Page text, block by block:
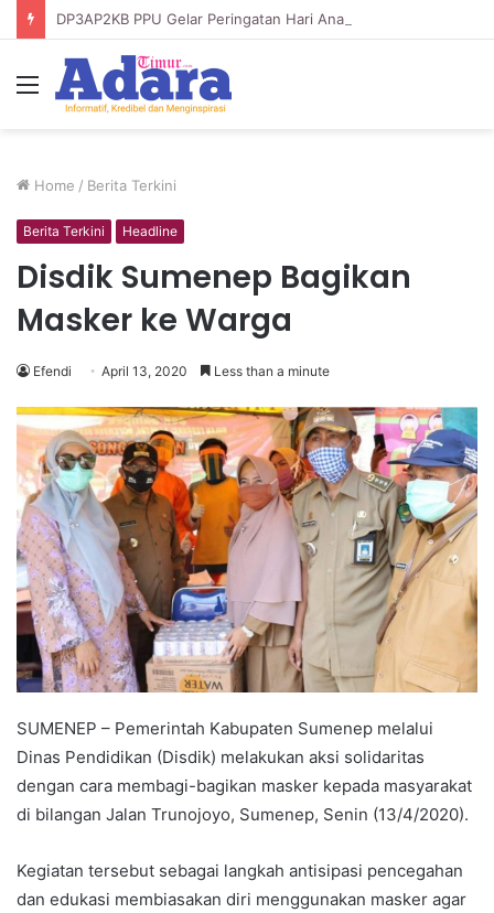
Menu
Home / Berita Terkini
Berita Terkini Headline
Disdik Sumenep Bagikan
Masker ke Warga
Efendi April 13, 2020 Less than a minute
SUMENEP – Pemerintah Kabupaten Sumenep melalui
Dinas Pendidikan (Disdik) melakukan aksi solidaritas
dengan cara membagi-bagikan masker kepada masyarakat
di bilangan Jalan Trunojoyo, Sumenep, Senin (13/4/2020).
Kegiatan tersebut sebagai langkah antisipasi pencegahan
dan edukasi membiasakan diri menggunakan masker agar